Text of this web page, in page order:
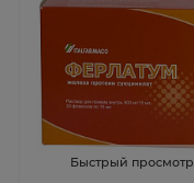
Быстрый просмотр